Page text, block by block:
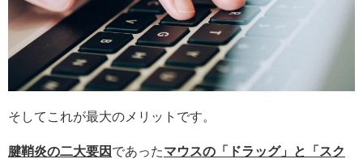
そしてこれが最大のメリットです。
腱鞘炎の二大要因 であったマウスの「ドラッグ」と「スク